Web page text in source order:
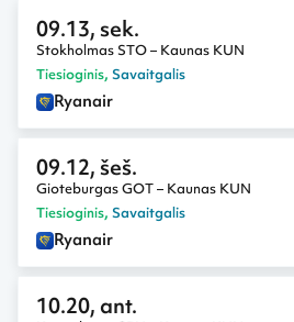
09.13, sek.
Stokholmas STO – Kaunas KUN
Tiesioginis, Savaitgalis
Ryanair
09.12, šeš.
Gioteburgas GOT – Kaunas KUN
Tiesioginis, Savaitgalis
Ryanair
10.20, ant.